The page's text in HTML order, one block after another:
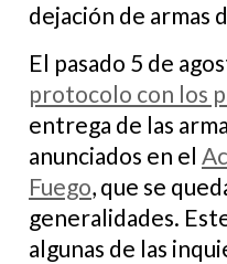
dejación de armas
El pasado 5 de
protocolo con los
entrega de las
anunciados en el
Fuego, que se
generalidades.
algunas de las